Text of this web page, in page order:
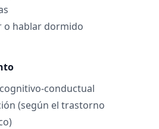
o hablar dormido
conductual
(según el trastorno